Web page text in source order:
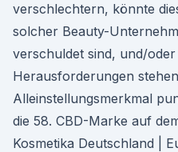
verschlechtern, könnte
solcher Beauty-
verschuldet sind, und/
Herausforderungen
Alleinstellungsmerkmal
die 58. CBD-Marke auf
Kosmetika Deutschland |